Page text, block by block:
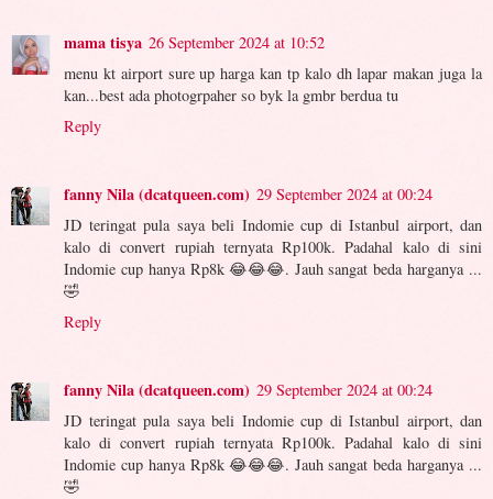
mama tisya 26 September 2024 at 10:52
menu kt airport sure up harga kan tp kalo dh lapar makan juga la
kan...best ada photogrpaher so byk la gmbr berdua tu
Reply
fanny Nila (dcatqueen.com) 29 September 2024 at 00:24
JD teringat pula saya beli Indomie cup di Istanbul airport, dan
kalo di convert rupiah ternyata Rp100k. Padahal kalo di sini
Indomie cup hanya Rp8k 😂😂😂. Jauh sangat beda harganya ...
🤣
Reply
fanny Nila (dcatqueen.com) 29 September 2024 at 00:24
JD teringat pula saya beli Indomie cup di Istanbul airport, dan
kalo di convert rupiah ternyata Rp100k. Padahal kalo di sini
Indomie cup hanya Rp8k 😂😂😂. Jauh sangat beda harganya ...
🤣